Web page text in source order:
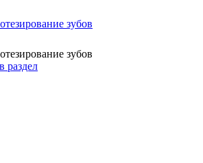
зубов
зубов
раздел